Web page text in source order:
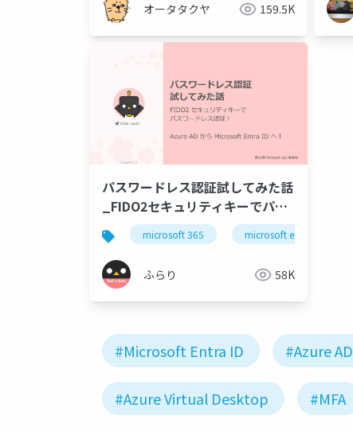
オータタクヤ 159.5K
パスワードレス認証試してみた話
_FIDO2セキュリティキーでパス
ワードレス認証
microsoft 365 microsoft entra
ふらり 58K
#Microsoft Entra ID #Azure AD
#Azure Virtual Desktop #MFA